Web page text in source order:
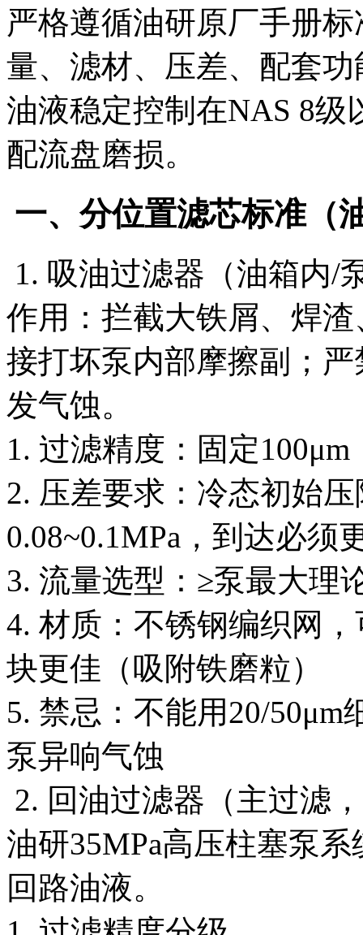
严格遵循油研原厂手册
量、滤材、压差、配套
油液稳定控制在NAS 8
配流盘磨损。
一、分位置滤芯标准（
1. 吸油过滤器（油箱内/
作用：拦截大铁屑、焊
接打坏泵内部摩擦副；
发气蚀。
1. 过滤精度：固定
2. 压差要求：冷态初始
0.08~0.1MPa，到达必须
3. 流量选型：≥泵最大理
4. 材质：不锈钢编织网
块更佳（吸附铁磨粒）
5. 禁忌：不能用20/
泵异响气蚀
2. 回油过滤器（主过滤
油研35MPa高压柱塞泵
回路油液。